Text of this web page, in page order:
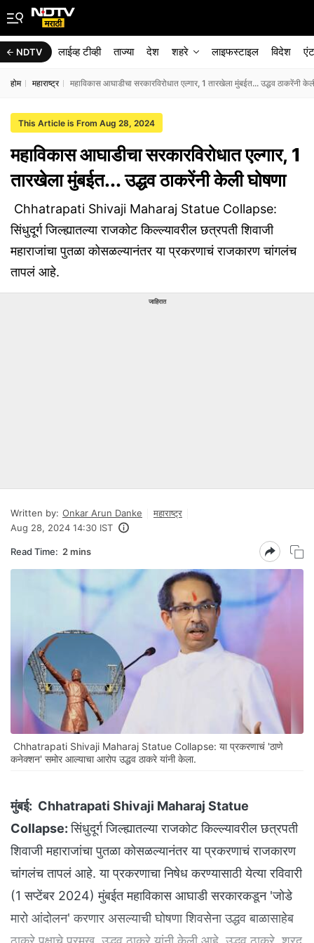
NDTV लाईव्ह टीव्ही ताज्या देश शहरे लाइफस्टाइल विदेश
होम महाराष्ट्र महाविकास आघाडीचा सरकारविरोधात एल्गार, 1 तारखेला मुंबईत... उद्धव ठाकरेंनी
This Article is From Aug 28, 2024
महाविकास आघाडीचा सरकारविरोधात एल्गार, 1
तारखेला मुंबईत... उद्धव ठाकरेंनी केली घोषणा
Chhatrapati Shivaji Maharaj Statue Collapse:
सिंधुदूर्ग जिल्ह्यातल्या राजकोट किल्ल्यावरील छत्रपती शिवाजी
महाराजांचा पुतळा कोसळल्यानंतर या प्रकरणाचं राजकारण चांगलंच
तापलं आहे.
जाहिरात
Written by: Onkar Arun Danke
महाराष्ट्र
Aug 28, 2024 14:30 IST
Read Time: 2 mins
Chhatrapati Shivaji Maharaj Statue Collapse: या प्रकरणाचं 'ठाणे
कनेक्शन' समोर आल्याचा आरोप उद्धव ठाकरे यांनी केला.
मुंबई: Chhatrapati Shivaji Maharaj Statue
Collapse:सिंधुदूर्ग जिल्ह्यातल्या राजकोट किल्ल्यावरील छत्रपती
शिवाजी महाराजांचा पुतळा कोसळल्यानंतर या प्रकरणाचं राजकारण
चांगलंच तापलं आहे. या प्रकरणाचा निषेध करण्यासाठी येत्या रविवारी
(1 सप्टेंबर 2024) मुंबईत महाविकास आघाडी सरकारकडून 'जोडे
मारो आंदोलन' करणार असल्याची घोषणा शिवसेना उद्धव बाळासाहेब